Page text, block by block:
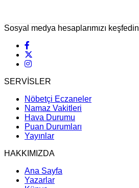
Sosyal medya hesaplarımızı keşfedin
SERVİSLER
Nöbetçi Eczaneler
Namaz Vakitleri
Hava Durumu
Puan Durumları
Yayınlar
HAKKIMIZDA
Ana Sayfa
Yazarlar